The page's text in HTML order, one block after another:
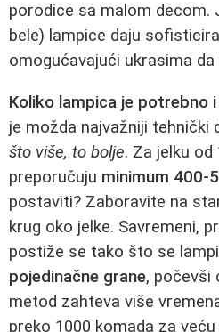
porodice sa malom decom.
bele) lampice daju
omogućavajući ukrasima
Koliko lampica je potrebno
je možda najvažniji tehnički
što više, to bolje. Za jelku
preporučuju minimum 400-
postaviti? Zaboravite na
krug oko jelke. Savremeni,
postiže se tako što se
pojedinačne grane, počevši
metod zahteva više
preko 1000 komada za